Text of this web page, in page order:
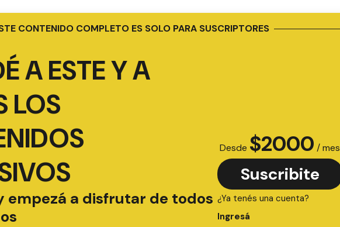
CONTENIDO COMPLETO ES SOLO PARA SUSCRIPTORES
A ESTE Y A
LOS
empezá a disfrutar de todos
Desde $2000 / mes
Suscribite
¿Ya tenés una cuenta?
Ingresá